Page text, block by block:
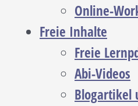
Online-
Freie Inhalte
Freie
Abi-Videos
Blogartikel